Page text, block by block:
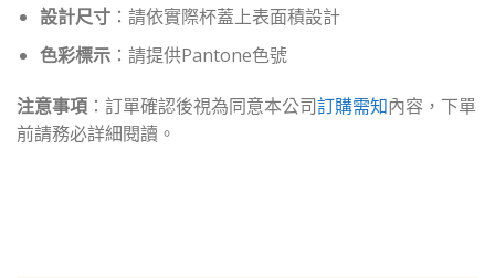
設計尺寸：請依實際杯蓋上表面積設計
色彩標示：請提供Pantone色號
注意事項 ：訂單確認後視為同意本公司訂購需知內容，下單
前請務必詳細閱讀。